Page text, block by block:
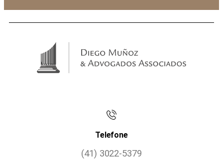
Telefone
(41) 3022-5379